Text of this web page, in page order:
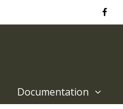
Documentation